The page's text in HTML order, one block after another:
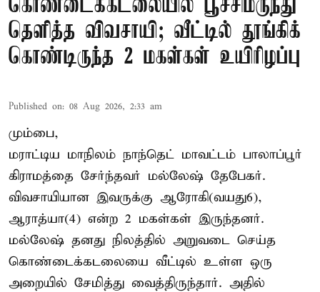
கொண்டைக்கடலையில் பூச்சிமருந்து
தெளித்த விவசாயி; வீட்டில் தூங்கிக்
கொண்டிருந்த 2 மகள்கள் உயிரிழப்பு
Published on: 08 Aug 2026, 2:33 am
மும்பை,
மராட்டிய மாநிலம் நாந்தெட் மாவட்டம் பாலாப்பூர்
கிராமத்தை சேர்ந்தவர் மல்லேஷ் தேபேகர்.
விவசாயியான இவருக்கு ஆரோகி(வயது6),
ஆராத்யா(4) என்ற 2 மகள்கள் இருந்தனர்.
மல்லேஷ் தனது நிலத்தில் அறுவடை செய்த
கொண்டைக்கடலையை வீட்டில் உள்ள ஒரு
அறையில் சேமித்து வைத்திருந்தார். அதில்